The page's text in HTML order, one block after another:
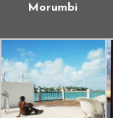
Morumbi